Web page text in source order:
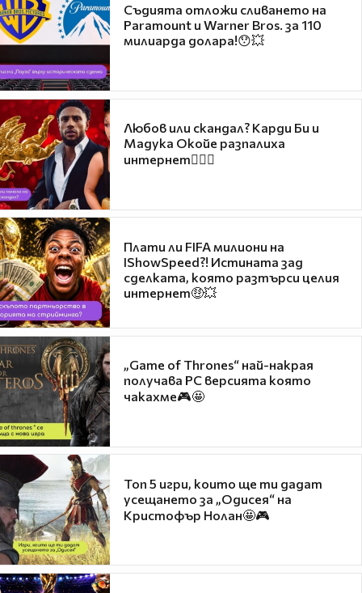
Съдията отложи сливането на
Paramount и Warner Bros. за 110
милиарда долара!😯💥
Любов или скандал? Карди Би и
Мадука Окойе разпалиха
интернет❤️‍🔥🔥
Плати ли FIFA милиони на
IShowSpeed?! Истината зад
сделката, която разтърси целия
интернет🤑💥
„Game of Thrones“ най-накрая
получава PC версията която
чакахме🎮🤩
Топ 5 игри, които ще ти дадат
усещането за „Одисея“ на
Кристофър Нолан🤩🎮